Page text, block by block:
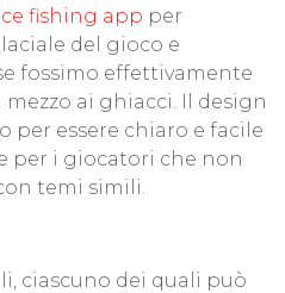
fishing app per
del gioco e
fossimo effettivamente
ai ghiacci. Il design
per essere chiaro e facile
per i giocatori che non
temi simili.
ciascuno dei quali può